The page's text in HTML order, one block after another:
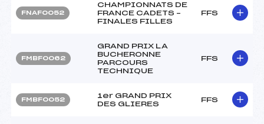
FNAF0052
CHAMPIONNATS DE
FRANCE CADETS –
FINALES FILLES
FFS
FMBF0062
GRAND PRIX LA
BUCHERONNE
PARCOURS
TECHNIQUE
FFS
FMBF0052
1er GRAND PRIX
DES GLIERES
FFS